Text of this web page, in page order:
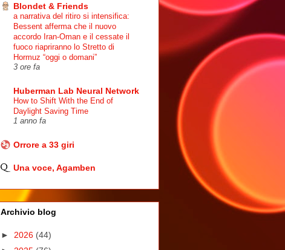
Blondet & Friends
a narrativa del ritiro si intensifica:
Bessent afferma che il nuovo
accordo Iran-Oman e il cessate il
fuoco riapriranno lo Stretto di
Hormuz “oggi o domani”
3 ore fa
Huberman Lab Neural Network
How to Shift With the End of
Daylight Saving Time
1 anno fa
Orrore a 33 giri
Una voce, Agamben
Archivio blog
► 2026 (44)